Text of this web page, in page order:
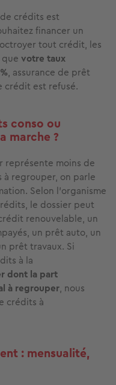
crédits est
financer un
tout crédit, les
votre taux
, assurance de prêt
crédit est refusé.
conso ou
marche ?
représente moins de
regrouper, on parle
Selon l’organisme
le dossier peut
renouvelable, un
un prêt auto, un
prêt travaux. Si
à la
dont la part
à regrouper, nous
crédits à
: mensualité,